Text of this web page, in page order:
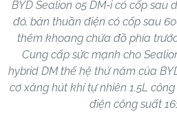
BYD Sealion 05 DM-i có cốp sau
đó, bản thuần điện có cốp sau
thêm khoang chứa đồ phía
Cung cấp sức mạnh cho
hybrid DM thế hệ thứ năm của
cơ xăng hút khí tự nhiên 1.5L
điện công suất